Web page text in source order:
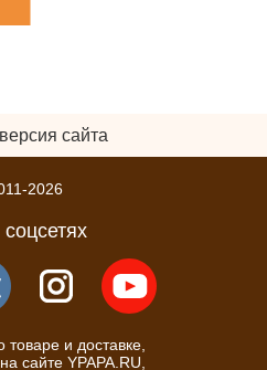
сайта
2026
и доставке,
сайте YPAPA.RU,